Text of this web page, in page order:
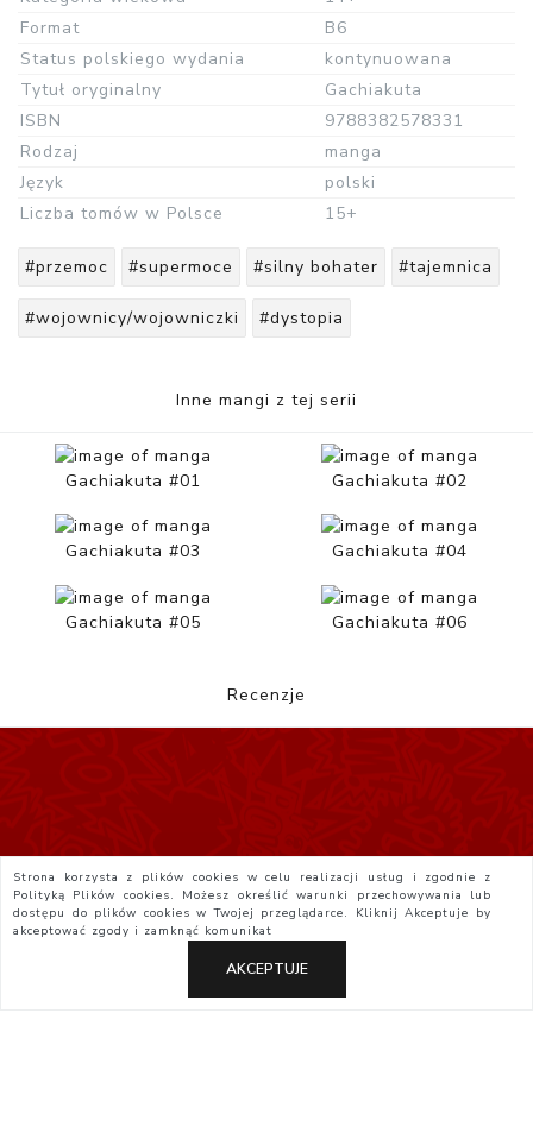
Format
B6
Status polskiego wydania
kontynuowana
Tytuł oryginalny
Gachiakuta
ISBN
9788382578331
Rodzaj
manga
Język
polski
Liczba tomów w Polsce
15+
#przemoc #supermoce #silny bohater #tajemnica
#wojownicy/wojowniczki #dystopia
Inne mangi z tej serii
Gachiakuta #01 Gachiakuta #02
Gachiakuta #03 Gachiakuta #04
Gachiakuta #05 Gachiakuta #06
Recenzje
Strona korzysta z plików cookies w celu realizacji usług i zgodnie z
Polityką Plików cookies. Możesz określić warunki przechowywania lub
dostępu do plików cookies w Twojej przeglądarce. KliknijAkceptuje by
akceptować zgody i zamknąć komunikat
AKCEPTUJE